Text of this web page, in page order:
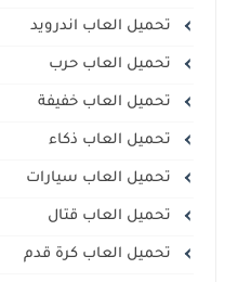
تحميل العاب اندرويد
تحميل العاب حرب
تحميل العاب خفيفة
تحميل العاب ذكاء
تحميل العاب سيارات
تحميل العاب قتال
تحميل العاب كرة قدم